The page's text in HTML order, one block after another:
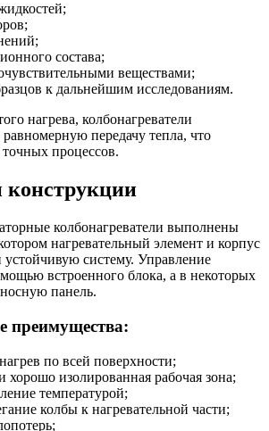
состава;
веществами;
к дальнейшим исследованиям.
нагрева, колбонагреватели
передачу тепла, что
процессов.
конструкции
колбонагреватели выполнены
нагревательный элемент и корпус
систему. Управление
встроенного блока, а в некоторых
панель.
преимущества:
по всей поверхности;
хорошо изолированная рабочая зона;
температурой;
колбы к нагревательной части;